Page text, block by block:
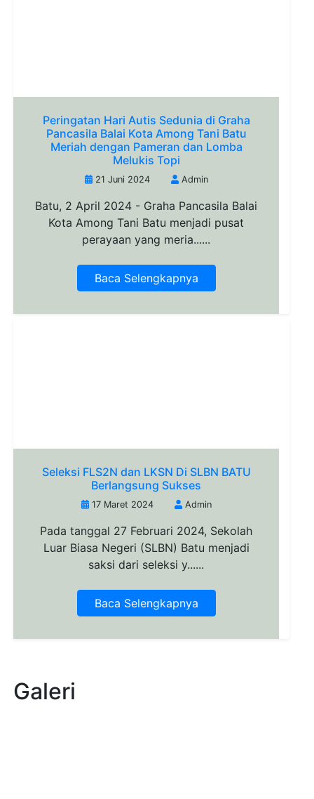
Peringatan Hari Autis Sedunia di Graha
Pancasila Balai Kota Among Tani Batu
Meriah dengan Pameran dan Lomba
Melukis Topi
21 Juni 2024 Admin
Batu, 2 April 2024 - Graha Pancasila Balai
Kota Among Tani Batu menjadi pusat
perayaan yang meria......
Baca Selengkapnya
Seleksi FLS2N dan LKSN Di SLBN BATU
Berlangsung Sukses
17 Maret 2024 Admin
Pada tanggal 27 Februari 2024, Sekolah
Luar Biasa Negeri (SLBN) Batu menjadi
saksi dari seleksi y......
Baca Selengkapnya
Galeri